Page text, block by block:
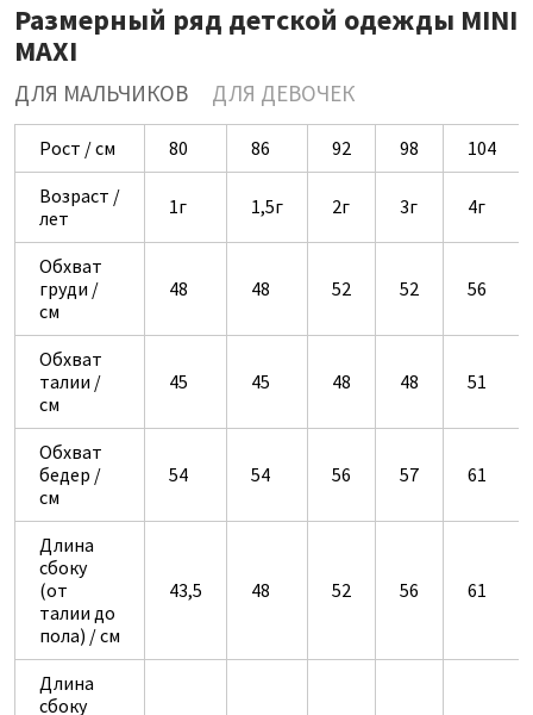
Размерный ряд детской одежды MINI
MAXI
ДЛЯ МАЛЬЧИКОВ ДЛЯ ДЕВОЧЕК
Рост / см 80 86 92 98
104
Возраст /
лет
1г 1,5г 2г 3г 4г
Обхват
груди /
см
48 48 52 52 56
Обхват
талии /
см
45 45 48 48 51
Обхват
бедер /
см
54 54 56 57 61
Длина
сбоку
(от
талии до
пола) / см
43,5 48 52 56 61
Длина
сбоку